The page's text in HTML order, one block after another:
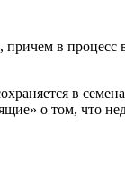
в
в
о том, что